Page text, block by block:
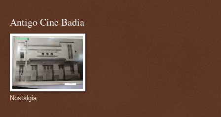
Antigo Cine Badia
Nostalgia